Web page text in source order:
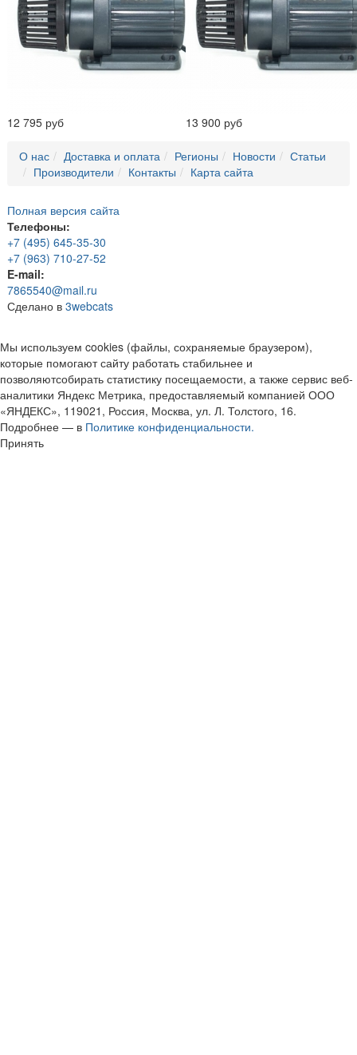
12 795 руб 13 900 руб
О нас Доставка и оплата Регионы Новости
Статьи
Производители
Контакты Карта сайта
Полная версия сайта
Телефоны:
+7 (495) 645-35-30
+7 (963) 710-27-52
E-mail:
7865540@mail.ru
Сделано в 3webcats
Мы используем cookies (файлы, сохраняемые браузером),
которые помогают сайту работать стабильнее и
позволяютсобирать статистику посещаемости, а также сервис веб-
аналитики Яндекс Метрика, предоставляемый компанией ООО
«ЯНДЕКС», 119021, Россия, Москва, ул. Л. Толстого, 16.
Подробнее — в Политике конфиденциальности.
Принять